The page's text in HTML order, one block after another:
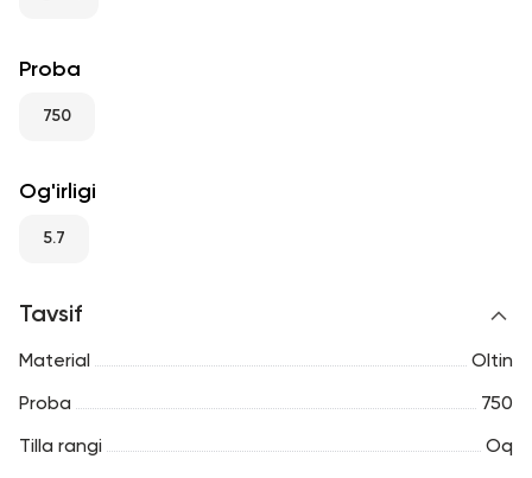
RU
Proba
750
Og'irligi
5.7
Tavsif
Material Oltin
Proba 750
Tilla rangi Oq